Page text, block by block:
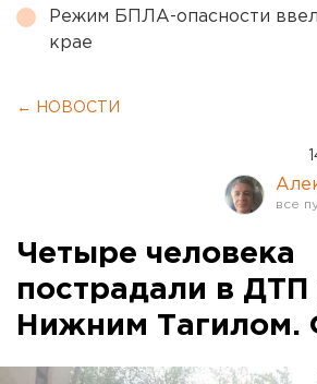
Режим БПЛА-опасности
крае
← НОВОСТИ
Четыре человека
пострадали в ДТП
Нижним